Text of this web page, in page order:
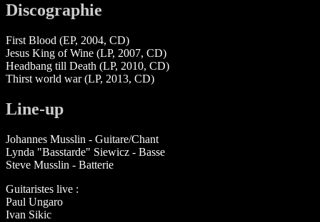
Discographie
First Blood (EP, 2004, CD)
Jesus King of Wine (LP, 2007, CD)
Headbang till Death (LP, 2010, CD)
Thirst world war (LP, 2013, CD)
Line-up
Johannes Musslin - Guitare/Chant
Lynda "Basstarde" Siewicz - Basse
Steve Musslin - Batterie
Guitaristes live :
Paul Ungaro
Ivan Sikic